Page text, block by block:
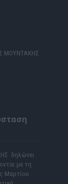
ΜΟΥΝΤΑΚΗΣ
δηλώνει
με τη
Μαρτίου